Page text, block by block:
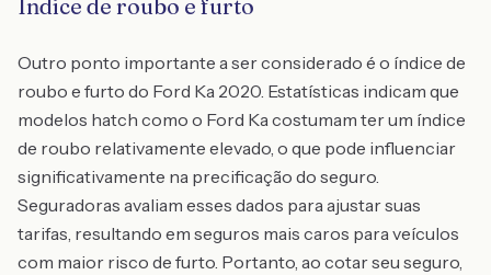
Índice de roubo e furto
Outro ponto importante a ser considerado é o índice de
roubo e furto do Ford Ka 2020. Estatísticas indicam que
modelos hatch como o Ford Ka costumam ter um índice
de roubo relativamente elevado, o que pode influenciar
significativamente na precificação do seguro.
Seguradoras avaliam esses dados para ajustar suas
tarifas, resultando em seguros mais caros para veículos
com maior risco de furto. Portanto, ao cotar seu seguro,